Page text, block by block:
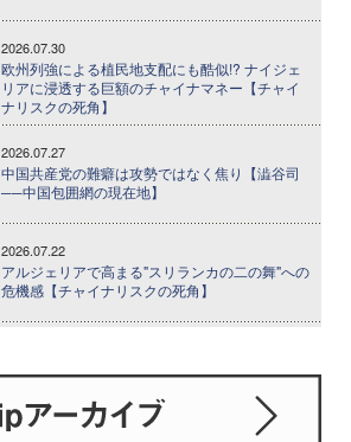
2026.07.30
欧州列強による植民地支配にも酷似!? ナイジェ
リアに浸透する巨額のチャイナマネー【チャイ
ナリスクの死角】
2026.07.27
中国共産党の難癖は攻勢ではなく焦り【澁谷司
──中国包囲網の現在地】
2026.07.22
アルジェリアで高まる"スリランカの二の舞"への
危機感【チャイナリスクの死角】